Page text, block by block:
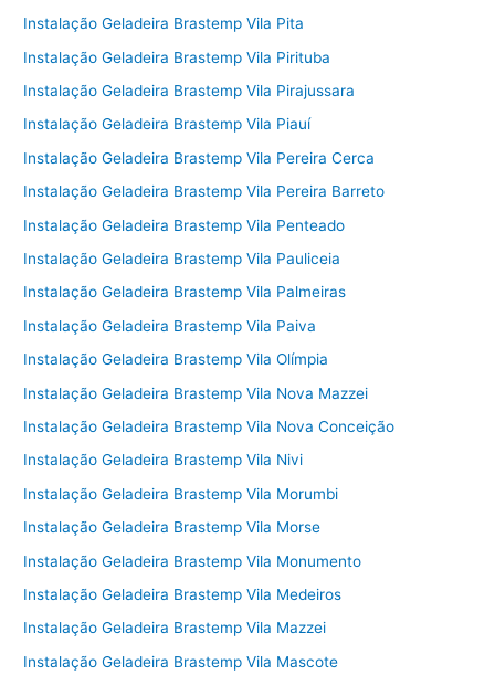
Instalação Geladeira Brastemp Vila Pita
Instalação Geladeira Brastemp Vila Pirituba
Instalação Geladeira Brastemp Vila Pirajussara
Instalação Geladeira Brastemp Vila Piauí
Instalação Geladeira Brastemp Vila Pereira Cerca
Instalação Geladeira Brastemp Vila Pereira Barreto
Instalação Geladeira Brastemp Vila Penteado
Instalação Geladeira Brastemp Vila Pauliceia
Instalação Geladeira Brastemp Vila Palmeiras
Instalação Geladeira Brastemp Vila Paiva
Instalação Geladeira Brastemp Vila Olímpia
Instalação Geladeira Brastemp Vila Nova Mazzei
Instalação Geladeira Brastemp Vila Nova Conceição
Instalação Geladeira Brastemp Vila Nivi
Instalação Geladeira Brastemp Vila Morumbi
Instalação Geladeira Brastemp Vila Morse
Instalação Geladeira Brastemp Vila Monumento
Instalação Geladeira Brastemp Vila Medeiros
Instalação Geladeira Brastemp Vila Mazzei
Instalação Geladeira Brastemp Vila Mascote